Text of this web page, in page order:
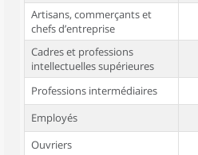
Artisans, commerçants et
chefs d’entreprise
Cadres et professions
intellectuelles supérieures
Professions intermédiaires
Employés
Ouvriers